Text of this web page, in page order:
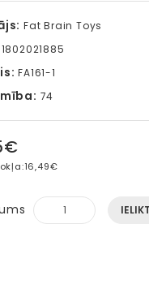
Fat Brain Toys
FA161-1
74
16,49€